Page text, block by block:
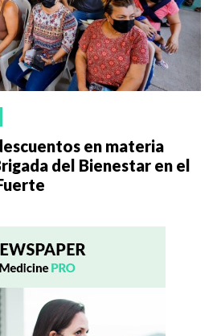
en materia
del Bienestar en el